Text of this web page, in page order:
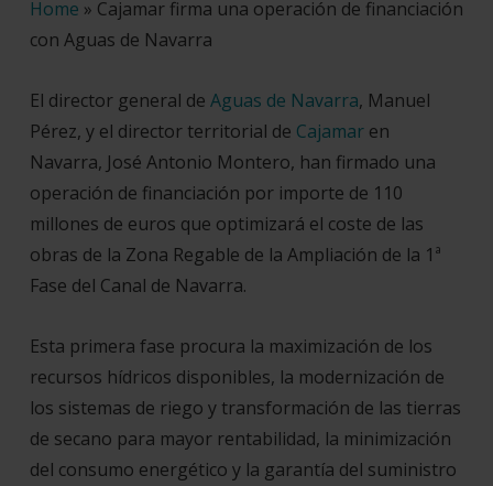
Home » Cajamar firma una operación de financiación
con Aguas de Navarra
El director general de Aguas de Navarra, Manuel
Pérez, y el director territorial de Cajamaren
Navarra, José Antonio Montero, han firmado una
operación de financiación por importe de 110
millones de euros que optimizará el coste de las
obras de la Zona Regable de la Ampliación de la 1ª
Fase del Canal de Navarra.
Esta primera fase procura la maximización de los
recursos hídricos disponibles, la modernización de
los sistemas de riego y transformación de las tierras
de secano para mayor rentabilidad, la minimización
del consumo energético y la garantía del suministro